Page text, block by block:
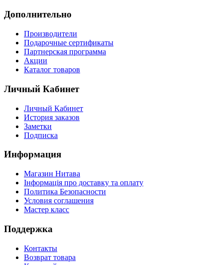
Дополнительно
Производители
Подарочные сертификаты
Партнерская программа
Акции
Каталог товаров
Личный Кабинет
Личный Кабинет
История заказов
Заметки
Подписка
Информация
Магазин Нитава
Інформація про доставку та оплату
Политика Безопасности
Условия соглашения
Мастер класс
Поддержка
Контакты
Возврат товара